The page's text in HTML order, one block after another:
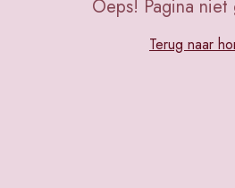
Oeps! Pagina niet
Terug naar